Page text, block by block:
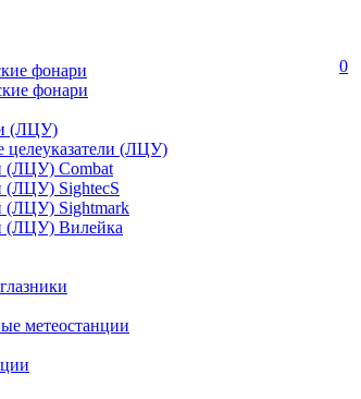
фонари
фонари
(ЛЦУ)
целеуказатели (ЛЦУ)
(ЛЦУ) Combat
(ЛЦУ) SightecS
(ЛЦУ) Sightmark
(ЛЦУ) Вилейка
метеостанции
0